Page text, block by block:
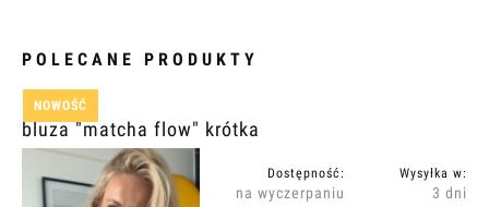
POLECANE PRODUKTY
bluza "matcha flow" krótka
Dostępność:
na wyczerpaniu
Wysyłka w:
3 dni
NOWOŚĆ